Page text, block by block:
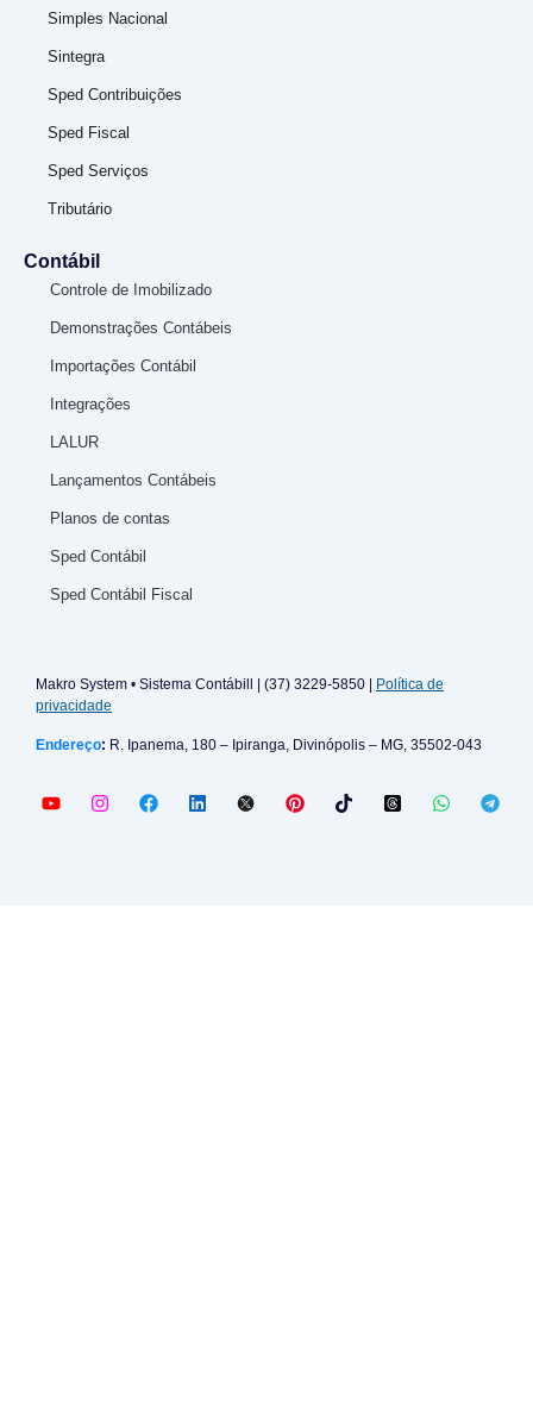
Simples Nacional
Sintegra
Sped Contribuições
Sped Fiscal
Sped Serviços
Tributário
Contábil
Controle de Imobilizado
Demonstrações Contábeis
Importações Contábil
Integrações
LALUR
Lançamentos Contábeis
Planos de contas
Sped Contábil
Sped Contábil Fiscal
Makro System • Sistema Contábill | (37) 3229-5850 |
Política de
privacidade
Endereço: R. Ipanema, 180 – Ipiranga, Divinópolis – MG, 35502-043